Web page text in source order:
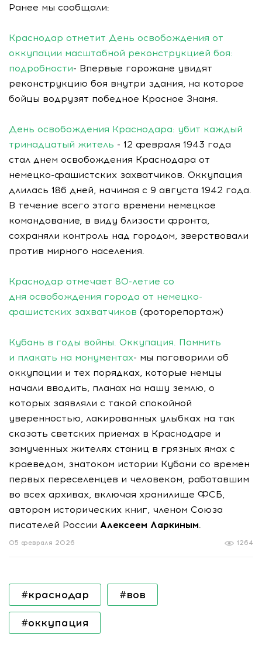
Ранее мы сообщали:
Краснодар отметит День освобождения от
оккупации масштабной реконструкцией боя:
подробности- Впервые горожане увидят
реконструкцию боя внутри здания, на которое
бойцы водрузят победное Красное Знамя.
День освобождения Краснодара: убит каждый
тринадцатый житель - 12 февраля 1943 года
стал днем освобождения Краснодара от
немецко-фашистских захватчиков. Оккупация
длилась 186 дней, начиная с 9 августа 1942 года.
В течение всего этого времени немецкое
командование, в виду близости фронта,
сохраняли контроль над городом, зверствовали
против мирного населения.
Краснодар отмечает 80-летие со
дня освобождения города от немецко-
фашистских захватчиков (фоторепортаж)
Кубань в годы войны. Оккупация. Помнить
и плакать на монументах- мы поговорили об
оккупации и тех порядках, которые немцы
начали вводить, планах на нашу землю, о
которых заявляли с такой спокойной
уверенностью, лакированных улыбках на так
сказать светских приемах в Краснодаре и
замученных жителях станиц в грязных ямах с
краеведом, знатоком истории Кубани со времен
первых переселенцев и человеком, работавшим
во всех архивах, включая хранилище ФСБ,
автором исторических книг, членом Союза
писателей России Алексеем Ларкиным.
1264
05 февраля 2026
#краснодар #вов
#оккупация